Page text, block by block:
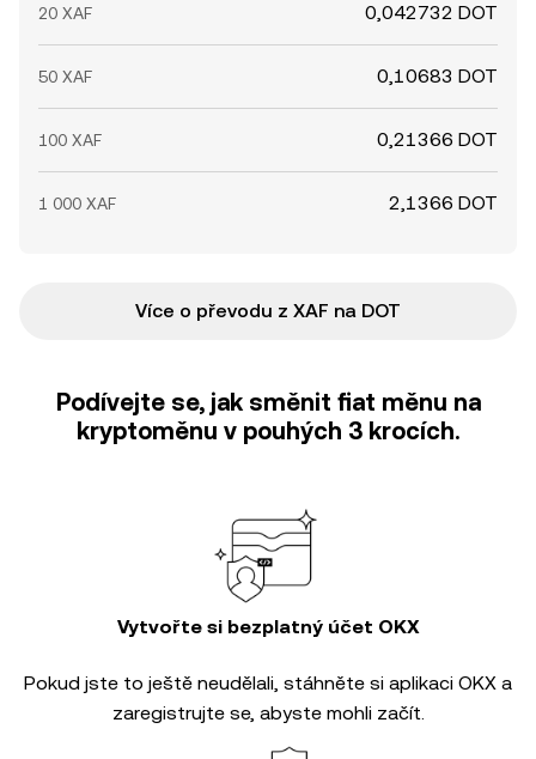
20 XAF 0,042732 DOT
50 XAF 0,10683 DOT
100 XAF 0,21366 DOT
1 000 XAF 2,1366 DOT
Více o převodu z XAF na DOT
Podívejte se, jak směnit fiat měnu na
kryptoměnu v pouhých 3 krocích.
Vytvořte si bezplatný účet OKX
Pokud jste to ještě neudělali, stáhněte si aplikaci OKX a
zaregistrujte se, abyste mohli začít.